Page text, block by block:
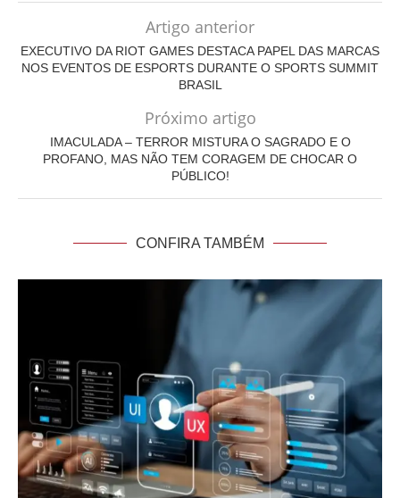
Artigo anterior
EXECUTIVO DA RIOT GAMES DESTACA PAPEL DAS MARCAS
NOS EVENTOS DE ESPORTS DURANTE O SPORTS SUMMIT
BRASIL
Próximo artigo
IMACULADA – TERROR MISTURA O SAGRADO E O
PROFANO, MAS NÃO TEM CORAGEM DE CHOCAR O
PÚBLICO!
CONFIRA TAMBÉM